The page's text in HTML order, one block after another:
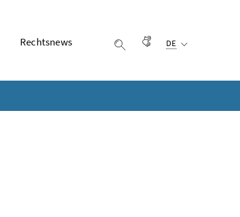
Rechtsnews Suche einblenden
Gebärdensprache
DE